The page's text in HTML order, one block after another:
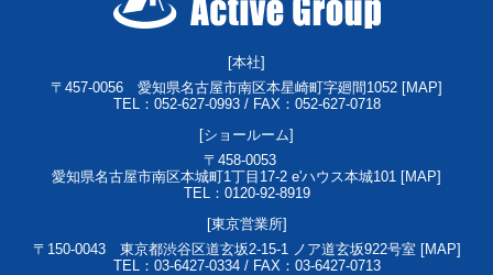
[本社]
〒457-0056 愛知県名古屋市南区本星崎町字廻間1052 [MAP]
TEL：052-627-0993 / FAX：052-627-0718
[ショールーム]
〒458-0053
愛知県名古屋市南区本城町1丁目17-2 e'ハウス本城101 [MAP]
TEL：0120-92-8919
[東京営業所]
〒150-0043 東京都渋谷区道玄坂2-15-1 ノア道玄坂922号室 [MAP]
TEL：03-6427-0334 / FAX：03-6427-0713